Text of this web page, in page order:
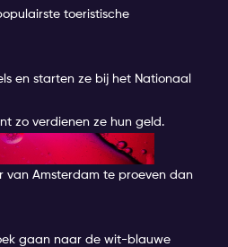
toeristische
en starten ze bij het Nationaal
zo verdienen ze hun geld.
van Amsterdam te proeven dan
gaan naar de wit-blauwe